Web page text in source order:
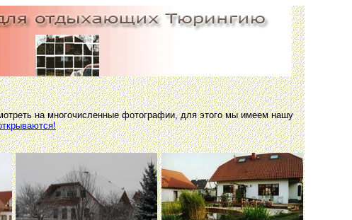
на многочисленные фотографии, для этого мы имеем нашу